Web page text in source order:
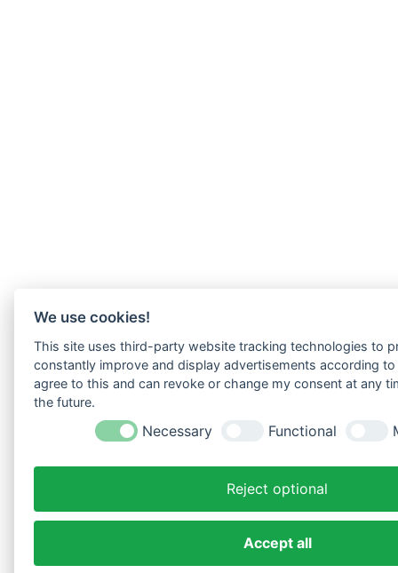
We use cookies!
This site uses third-party website tracking technologies to
constantly improve and display advertisements according
agree to this and can revoke or change my consent at any
the future.
Necessary Functional
Reject optional
Accept all